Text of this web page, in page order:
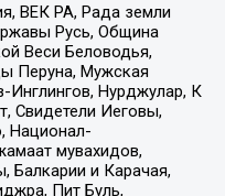
ВЕК РА, Рада земли
Русь, Община
Веси Беловодья,
Перуна, Мужская
Инглингов, Нурджулар, К
Свидетели Иеговы,
Национал-
мувахидов,
Балкарии и Карачая,
Пит Буль,